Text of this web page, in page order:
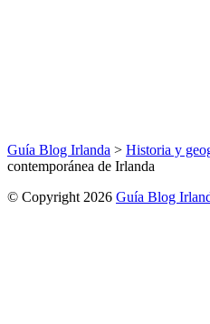
Guía Blog Irlanda > Historia y
contemporánea de Irlanda
© Copyright 2026 Guía Blog